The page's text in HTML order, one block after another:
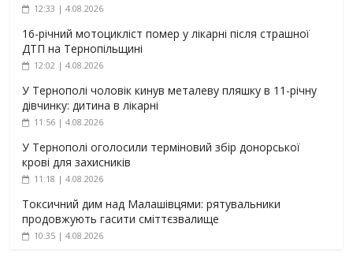
12:33 | 4.08.2026
16-річний мотоцикліст помер у лікарні після страшної
ДТП на Тернопільщині
12:02 | 4.08.2026
У Тернополі чоловік кинув металеву пляшку в 11-річну
дівчинку: дитина в лікарні
11:56 | 4.08.2026
У Тернополі оголосили терміновий збір донорської
крові для захисників
11:18 | 4.08.2026
Токсичний дим над Малашівцями: рятувальники
продовжують гасити сміттєзвалище
10:35 | 4.08.2026